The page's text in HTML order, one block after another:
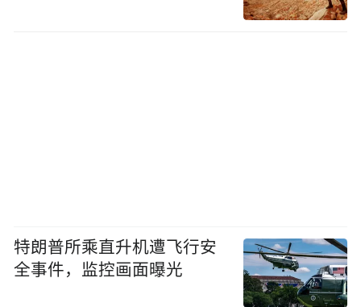
特朗普所乘直升机遭飞行安
全事件，监控画面曝光